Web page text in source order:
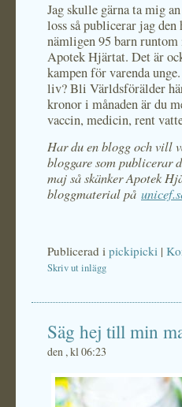
Jag skulle gärna ta mig
loss så publicerar jag
nämligen 95 barn
Apotek Hjärtat. Det är
kampen för varenda
liv? Bli Världsförälder
kronor i månaden är du
vaccin, medicin, rent
Har du en blogg och vill
bloggare som publicerar
maj så skänker Apotek
bloggmaterial på
Publicerad i pickipicki |
Skriv ut inlägg
Säg hej till min
den , kl 06:23